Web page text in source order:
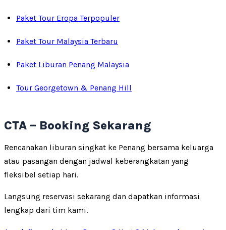
Paket Tour Eropa Terpopuler
Paket Tour Malaysia Terbaru
Paket Liburan Penang Malaysia
Tour Georgetown & Penang Hill
CTA – Booking Sekarang
Rencanakan liburan singkat ke Penang bersama keluarga
atau pasangan dengan jadwal keberangkatan yang
fleksibel setiap hari.
Langsung reservasi sekarang dan dapatkan informasi
lengkap dari tim kami.